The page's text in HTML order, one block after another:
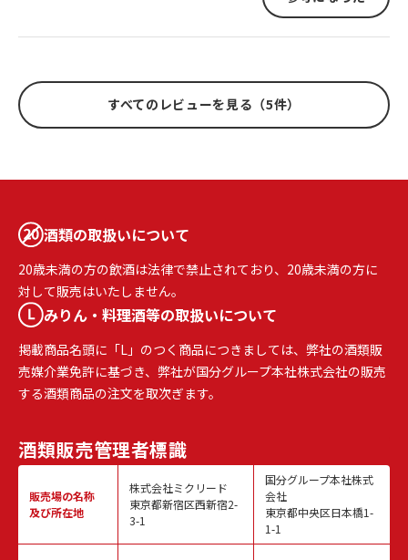
すべてのレビューを見る（5件）
酒類の取扱いについて
20歳未満の方の飲酒は法律で禁止されており、20歳未満の方に
対して販売はいたしません。
みりん・料理酒等の取扱いについて
掲載商品名頭に「L」のつく商品につきましては、弊社の酒類販
売媒介業免許に基づき、弊社が国分グループ本社株式会社の販売
する酒類商品の注文を取次ぎます。
酒類販売管理者標識
販売場の名称
及び所在地
株式会社ミクリード
東京都新宿区西新宿2-
3-1
国分グループ本社株式
会社
東京都中央区日本橋1-
1-1